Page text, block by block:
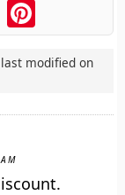
Pinterest
modified on